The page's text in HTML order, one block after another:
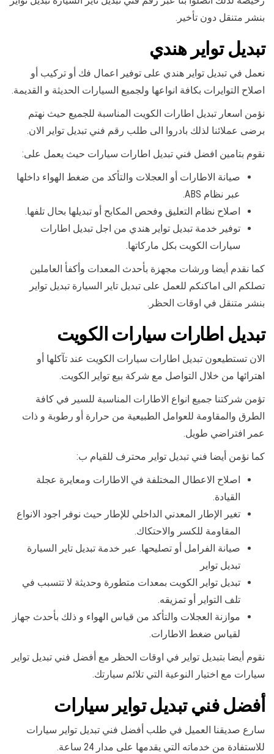
بنشر متنقل دون تأخير.
تبديل تواير هندي
نعمل في تبديل تواير هندي على توفير اعمال فك أو تركيب أو
اصلاح التوايرات بكافة انواعها ولجميع السيارات الحديثة و القديمة.
نؤمن اسعار تبديل اطارات الكويت المناسبة للجميع حيث نهتم
برضى عملائنا لذلك بادروا الى طلب رقم فني تبديل تواير الان.
نقوم بتامين افضل فني تبديل اطارات سيارات حيث يعمل على:
صيانة الاطارات أو العجلات والتأكد من ضغط الهواء داخلها
عبر نظام ABS.
اصلاح نظام التعليق وفحص المكابح أو تبديلها بحال تلفها.
توفير خدمة تبديل تواير هندي من اجل تبديل اطارات
سيارات الكويت بكل ماركاتها.
كما نقدم أيضا ورشات مجهزة بأحدث المعدات وأكفأ العاملين
تصلكم الى اماكنكم للعمل على تبديل تاير السيارة تبديل تواير
بنشر متنقل في اوقات الحظر.
تبديل اطارات سيارات الكويت
الان تستطيعون تبديل اطارات سيارات الكويت عند تآكلها أو
اهترائها من خلال التواصل مع شركة بيع تواير الكويت.
تؤمن شركتنا جميع انواع الاطارات المناسبة للسير في كافة
الطرق والمقاومة للعوامل الطبيعية من حرارة أو رطوبة و ذات
عمر افتراضي طويل.
كما نؤمن أيضا فني تبديل تواير محترف للقيام ب:
اصلاح الاعطال المختلفة في الاطارات ومعايرة عجلة
القيادة.
تغير الإطار المعدني الداخلي للإطار حيث نوفر اجود الانواع
المقاومة للكسر والاحتكاك.
صيانة الفرامل أو تصليحها. عبر خدمة تبديل تاير السيارة
تبديل تواير
تبديل تواير الكويت بمعدات متطورة وحديثة لا تتسبب في
تلف التواير أو تمزيقه.
موازنة العجلات والتأكد من قياس الهواء و ذلك بأحدث جهاز
لقياس ضغط الاطارات.
نقوم أيضا بتبديل تواير في اوقات الحظر مع أفضل فني تبديل تواير
سيارات مع اختيار النوعية التي تلائم سيارتك.
أفضل فني تبديل تواير سيارات
سارع صديقنا العميل في طلب أفضل فني تبديل تواير سيارات
للاستفادة من خدماته التي يقدمها على مدار 24 ساعة.